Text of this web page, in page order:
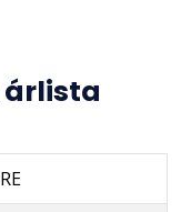
árlista